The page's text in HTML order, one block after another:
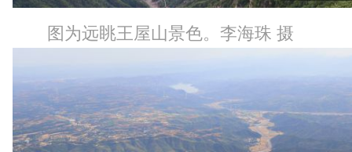
图为远眺王屋山景色。李海珠 摄